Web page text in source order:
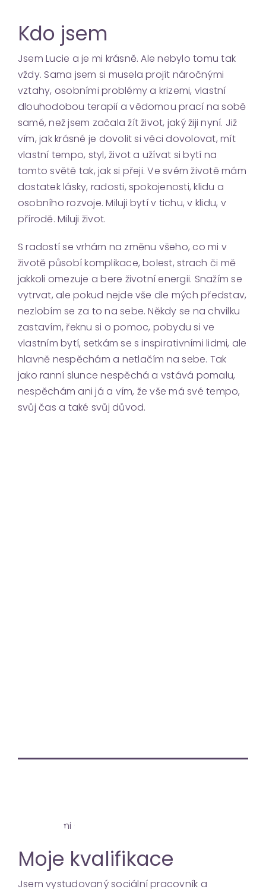
Kdo jsem
Jsem Lucie a je mi krásně. Ale nebylo tomu tak
vždy. Sama jsem si musela projít náročnými
vztahy, osobními problémy a krizemi, vlastní
dlouhodobou terapií a vědomou prací na sobě
samé, než jsem začala žít život, jaký žiji nyní. Již
vím, jak krásné je dovolit si věci dovolovat, mít
vlastní tempo, styl, život a užívat si bytí na
tomto světě tak, jak si přeji. Ve svém životě mám
dostatek lásky, radosti, spokojenosti, klidu a
osobního rozvoje. Miluji bytí v tichu, v klidu, v
přírodě. Miluji život.
S radostí se vrhám na změnu všeho, co mi v
životě působí komplikace, bolest, strach či mě
jakkoli omezuje a bere životní energii. Snažím se
vytrvat, ale pokud nejde vše dle mých představ,
nezlobím se za to na sebe. Někdy se na chvilku
zastavím, řeknu si o pomoc, pobydu si ve
vlastním bytí, setkám se s inspirativními lidmi, ale
hlavně nespěchám a netlačím na sebe. Tak
jako ranní slunce nespěchá a vstává pomalu,
nespěchám ani já a vím, že vše má své tempo,
svůj čas a také svůj důvod.
Moje kvalifikace
Jsem vystudovaný sociální pracovník a